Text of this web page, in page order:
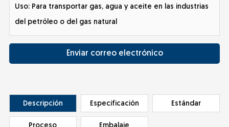
Uso: Para transportar gas, agua y aceite en las industrias
del petróleo o del gas natural
Enviar correo electrónico
Descripción Especificación Estándar